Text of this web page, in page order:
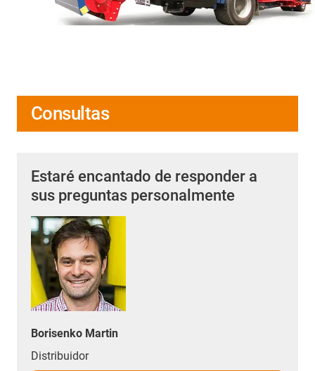
Consultas
Estaré encantado de responder a
sus preguntas personalmente
Borisenko Martin
Distribuidor